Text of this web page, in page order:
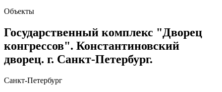
Объекты
Государственный комплекс "Дворец
конгрессов". Константиновский
дворец. г. Санкт-Петербург.
Санкт-Петербург